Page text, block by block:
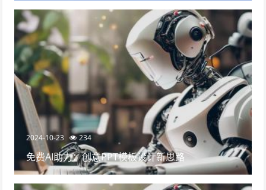
2024-10-23 234
免费AI助力：创意PPT模板设计新思路